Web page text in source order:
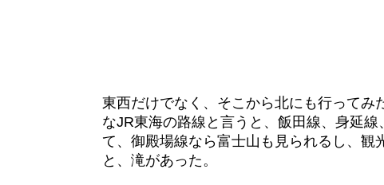
東西だけでなく、そこから北にも行ってみ
なJR東海の路線と言うと、飯田線、身延
て、御殿場線なら富士山も見られるし、
と、滝があった。